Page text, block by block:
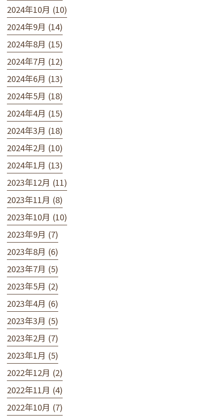
2024年10月 (10)
2024年9月 (14)
2024年8月 (15)
2024年7月 (12)
2024年6月 (13)
2024年5月 (18)
2024年4月 (15)
2024年3月 (18)
2024年2月 (10)
2024年1月 (13)
2023年12月 (11)
2023年11月 (8)
2023年10月 (10)
2023年9月 (7)
2023年8月 (6)
2023年7月 (5)
2023年5月 (2)
2023年4月 (6)
2023年3月 (5)
2023年2月 (7)
2023年1月 (5)
2022年12月 (2)
2022年11月 (4)
2022年10月 (7)